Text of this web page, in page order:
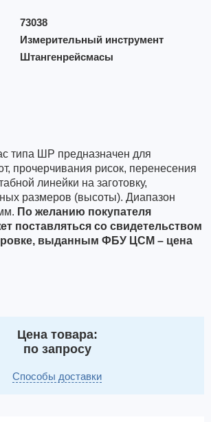
73038
Измерительный инструмент
Штангенрейсмасы
типа ШР предназначен для
прочерчивания рисок, перенесения
линейки на заготовку,
размеров (высоты). Диапазон
По желанию покупателя
поставляться со свидетельством
выданным ФБУ ЦСМ – цена
Цена товара:
по запросу
Способы доставки